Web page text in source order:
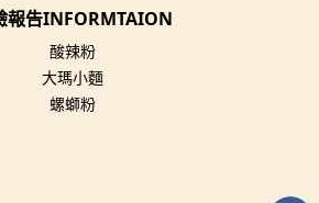
報告INFORMTAION
酸辣粉
大瑪小麵
螺螄粉